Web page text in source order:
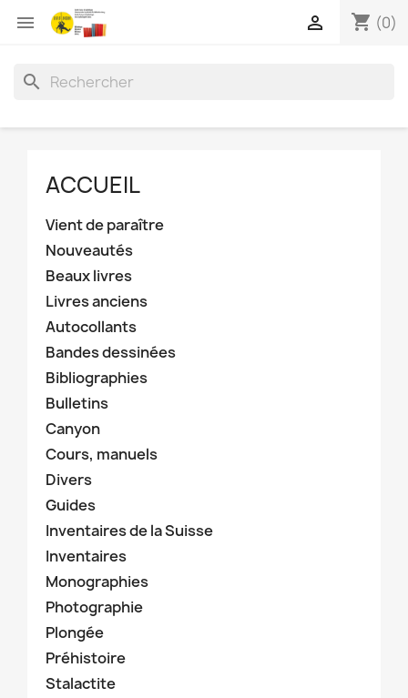
 shopping_cart (0)

search
ACCUEIL
Vient de paraître
Nouveautés
Beaux livres
Livres anciens
Autocollants
Bandes dessinées
Bibliographies
Bulletins
Canyon
Cours, manuels
Divers
Guides
Inventaires de la Suisse
Inventaires
Monographies
Photographie
Plongée
Préhistoire
Stalactite